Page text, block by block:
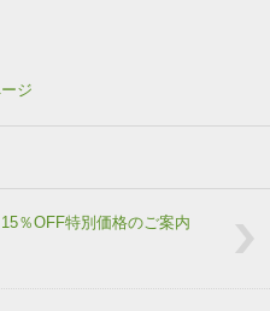
ジ
％OFF特別価格のご案内